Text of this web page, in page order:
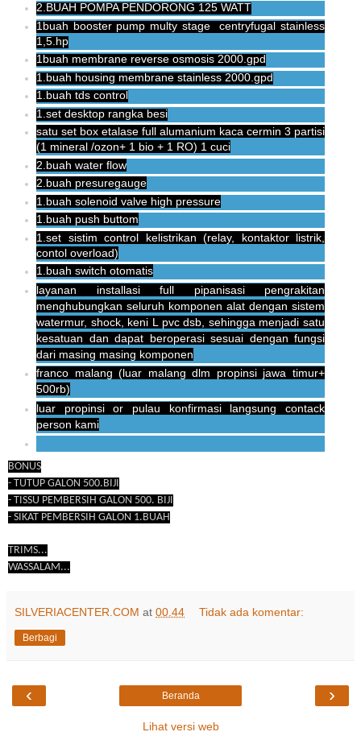
2.BUAH POMPA PENDORONG 125 WATT
1buah booster pump multy stage centryfugal stainless
1,5.hp
1buah membrane reverse osmosis 2000.gpd
1.buah housing membrane stainless 2000.gpd
1.buah tds control
1.set desktop rangka besi
satu set box etalase full alumanium kaca cermin 3 partisi
(1 mineral /ozon+ 1 bio + 1 RO) 1 cuci
2.buah water flow
2.buah presuregauge
1.buah solenoid valve high pressure
1.buah push buttom
1.set sistim control kelistrikan (relay, kontaktor listrik,
contol overload)
1.buah switch otomatis
layanan installasi full pipanisasi pengrakitan
menghubungkan seluruh komponen alat dengan sistem
watermur, shock, keni L pvc dsb, sehingga menjadi satu
kesatuan dan dapat beroperasi sesuai dengan fungsi
dari masing masing komponen
franco malang (luar malang dlm propinsi jawa timur+
500rb)
luar propinsi or pulau konfirmasi langsung contack
person kami
BONUS
- TUTUP GALON 500.BIJI
- TISSU PEMBERSIH GALON 500. BIJI
- SIKAT PEMBERSIH GALON 1.BUAH
TRIMS...
WASSALAM...
SILVERIACENTER.COM at 00.44 Tidak ada komentar:
Berbagi
‹ ›
Beranda
Lihat versi web